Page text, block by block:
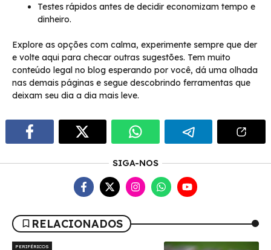
Testes rápidos antes de decidir economizam tempo e
dinheiro.
Explore as opções com calma, experimente sempre que der
e volte aqui para checar outras sugestões. Tem muito
conteúdo legal no blog esperando por você, dá uma olhada
nas demais páginas e segue descobrindo ferramentas que
deixam seu dia a dia mais leve.
SIGA-NOS
RELACIONADOS
PERIFÉRICOS